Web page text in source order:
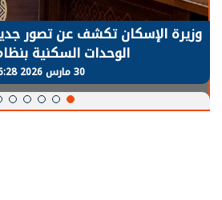
وزيرة الإسكان تكشف عن تصور
الوحدات السكنية